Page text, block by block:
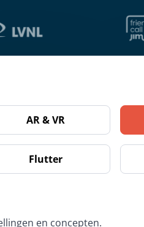
AR & VR
Flutter
en concepten.